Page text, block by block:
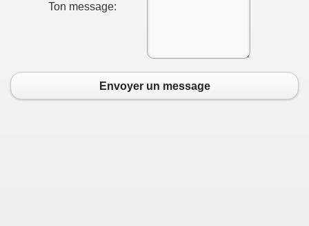
Ton message:
Envoyer un message